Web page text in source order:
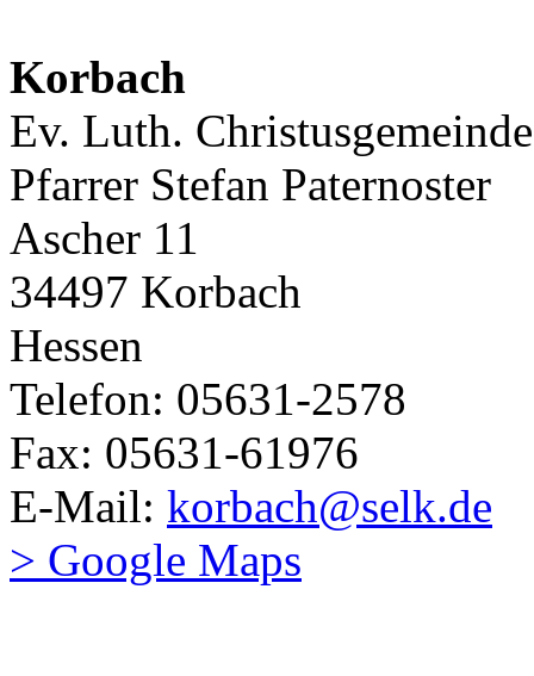
Korbach
Ev. Luth. Christusgemeinde
Pfarrer Stefan Paternoster
Ascher 11
34497 Korbach
Hessen
Telefon: 05631-2578
Fax: 05631-61976
E-Mail: korbach@selk.de
> Google Maps